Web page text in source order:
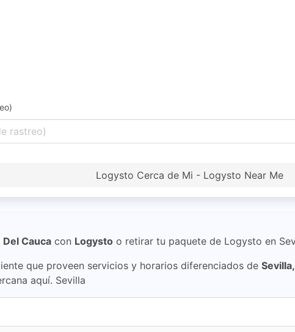
Logysto Cerca de Mi - Logysto Near Me
Del Cauca con Logysto o retirar tu paquete de Logysto en
que proveen servicios y horarios diferenciados de
aquí. Sevilla